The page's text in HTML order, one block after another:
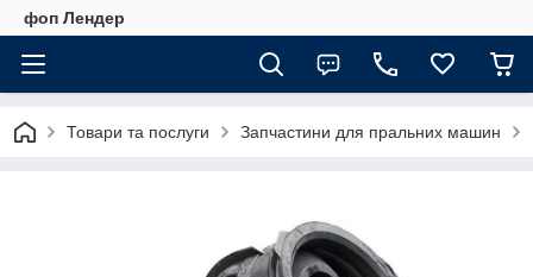
фоп Лендер
Товари та послуги Запчастини для пральних машин